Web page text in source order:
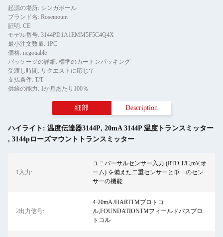
起源の場所: シンガポール
ブランド名: Rosemount
証明: CE
モデル番号: 3144PD1A1EMM5F5C4Q4X
最小注文数量: 1PC
価格: negotiable
パッケージの詳細: 標準のカートンパッキング
受渡し時間: リクエストに応じて
支払条件: T/T
供給の能力: 1か月あたり100％
細部 Description
ハイライト: 温度伝達器3144P, 20mA 3144P 温度トランスミッター
, 3144pローズマウントトランスミッター
1入力:
ユニバーサルセンサー入力 (RTD,T/C,mV,オ
ーム) を備えた二重センサーと単一のセン
サーの機能
2出力信号:
4-20mA /HARTTMプロトコ
ル,FOUNDATIONTMフィールドバスプロ
トコル